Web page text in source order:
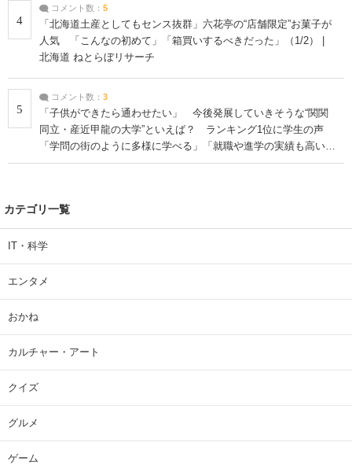
4
コメント数： 5
「北海道土産としてもセンス抜群」六花亭の“店舗限定”お菓子が
人気 「こんなの初めて」「箱買いするべきだった」（1/2） |
北海道 ねとらぼリサーチ
5
コメント数： 3
「子供ができたら通わせたい」 今後発展していきそうな“関関
同立・産近甲龍の大学”といえば？ ランキング1位に学生の声
「学問の街のように多様に学べる」「就職や進学の実績も高い」
| 大学 ねとらぼリサーチ
カテゴリ一覧
IT・科学
エンタメ
おかね
カルチャー・アート
クイズ
グルメ
ゲーム